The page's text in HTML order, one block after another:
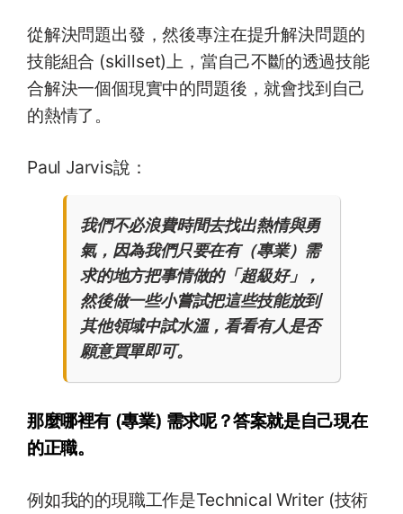
從解決問題出發，然後專注在提升解決問題的
技能組合 (skillset)上，當自己不斷的透過技能
合解決一個個現實中的問題後，就會找到自己
的熱情了。
Paul Jarvis說：
我們不必浪費時間去找出熱情與勇
氣，因為我們只要在有（專業）需
求的地方把事情做的「超級好」，
然後做一些小嘗試把這些技能放到
其他領域中試水溫，看看有人是否
願意買單即可。
那麼哪裡有 (專業) 需求呢？答案就是自己現在
的正職。
例如我的的現職工作是Technical Writer (技術